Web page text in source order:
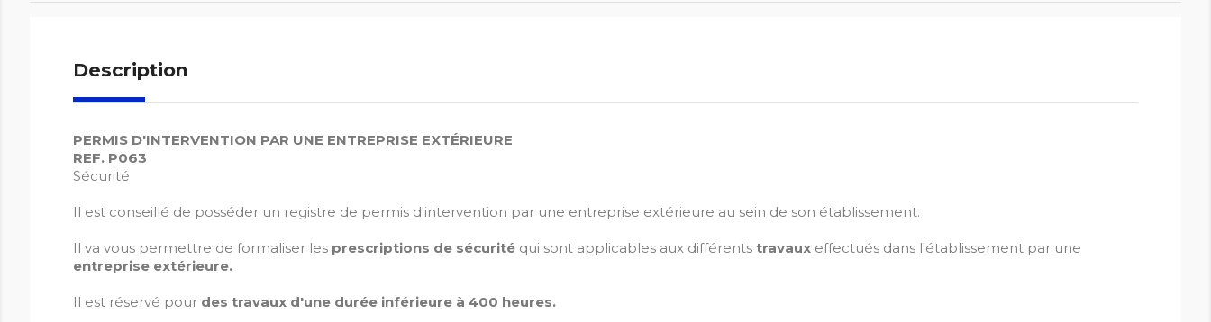
Description
PERMIS D'INTERVENTION PAR UNE ENTREPRISE EXTÉRIEURE
REF. P063
Sécurité
Il est conseillé de posséder un registre de permis d'intervention par une entreprise extérieure au sein de son établissement.
Il va vous permettre de formaliser les prescriptions de sécurité qui sont applicables aux différents travaux effectués dans l'établissement par une
entreprise extérieure.
Il est réservé pour des travaux d'une durée inférieure à 400 heures.